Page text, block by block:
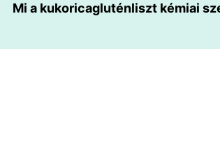
Mi a kukoricagluténliszt kémiai